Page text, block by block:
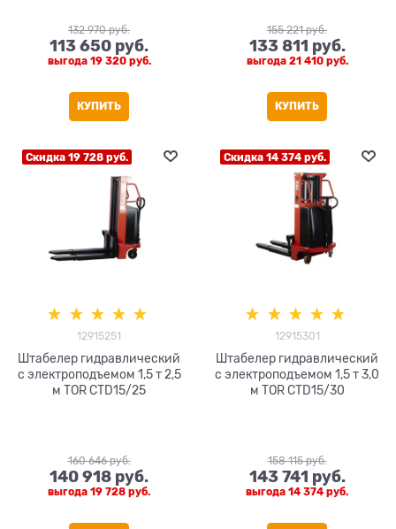
132 970 руб.
113 650 руб.
выгода 19 320 руб.
КУПИТЬ
155 221 руб.
133 811 руб.
выгода 21 410 руб.
КУПИТЬ
Скидка 19 728 руб.
12915251
Штабелер гидравлический
с электроподъемом 1,5 т 2,5
м TOR CTD15/25
160 646 руб.
140 918 руб.
выгода 19 728 руб.
Скидка 14 374 руб.
12915301
Штабелер гидравлический
с электроподъемом 1,5 т 3,0
м TOR CTD15/30
158 115 руб.
143 741 руб.
выгода 14 374 руб.